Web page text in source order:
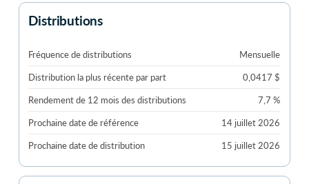
Distributions
Fréquence de distributions
Mensuelle
Distribution la plus récente par part
0,0417 $
Rendement de 12 mois des distributions
7,7 %
Prochaine date de référence
14 juillet 2026
Prochaine date de distribution
15 juillet 2026